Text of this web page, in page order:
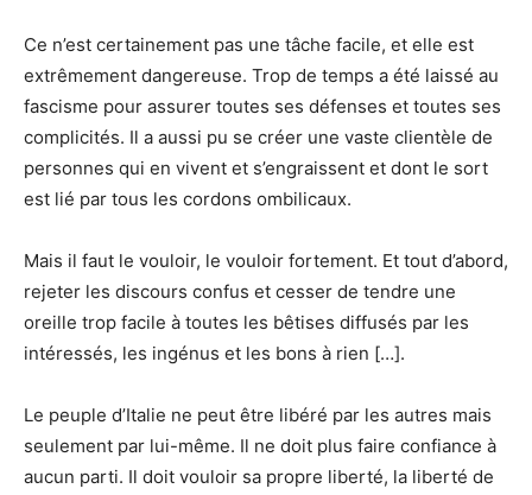
Ce n’est certainement pas une tâche facile, et elle est
extrêmement dangereuse. Trop de temps a été laissé au
fascisme pour assurer toutes ses défenses et toutes ses
complicités. Il a aussi pu se créer une vaste clientèle de
personnes qui en vivent et s’engraissent et dont le sort
est lié par tous les cordons ombilicaux.
Mais il faut le vouloir, le vouloir fortement. Et tout d’abord,
rejeter les discours confus et cesser de tendre une
oreille trop facile à toutes les bêtises diffusés par les
intéressés, les ingénus et les bons à rien […].
Le peuple d’Italie ne peut être libéré par les autres mais
seulement par lui-même. Il ne doit plus faire confiance à
aucun parti. Il doit vouloir sa propre liberté, la liberté de